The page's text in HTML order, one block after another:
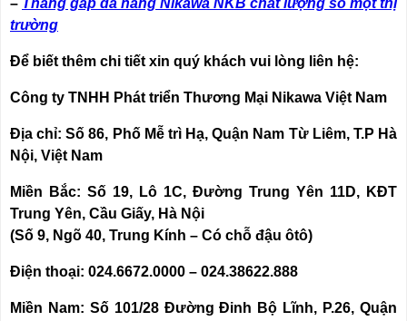
– Thang gấp đa năng Nikawa NKB chất lượng số một thị
trường
Để biết thêm chi tiết xin quý khách vui lòng liên hệ:
Công ty TNHH Phát triển Thương Mại Nikawa Việt Nam
Địa chỉ: Số 86, Phố Mễ trì Hạ, Quận Nam Từ Liêm, T.P Hà
Nội, Việt Nam
Miền Bắc: Số 19, Lô 1C, Đường Trung Yên 11D, KĐT
Trung Yên, Cầu Giấy, Hà Nội
(Số 9, Ngõ 40, Trung Kính – Có chỗ đậu ôtô)
Điện thoại: 024.6672.0000 – 024.38622.888
Miền Nam: Số 101/28 Đường Đinh Bộ Lĩnh, P.26, Quận